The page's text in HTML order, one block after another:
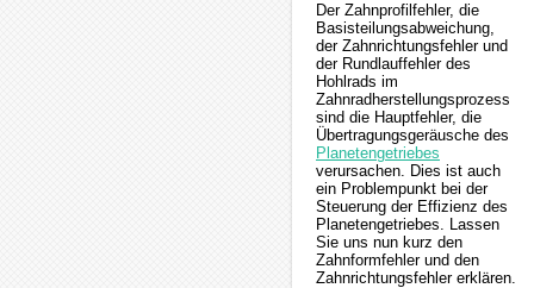
Der Zahnprofilfehler, die
Basisteilungsabweichung,
der Zahnrichtungsfehler und
der Rundlauffehler des
Hohlrads im
Zahnradherstellungsprozess
sind die Hauptfehler, die
Übertragungsgeräusche des
Planetengetriebes
verursachen. Dies ist auch
ein Problempunkt bei der
Steuerung der Effizienz des
Planetengetriebes. Lassen
Sie uns nun kurz den
Zahnformfehler und den
Zahnrichtungsfehler erklären.